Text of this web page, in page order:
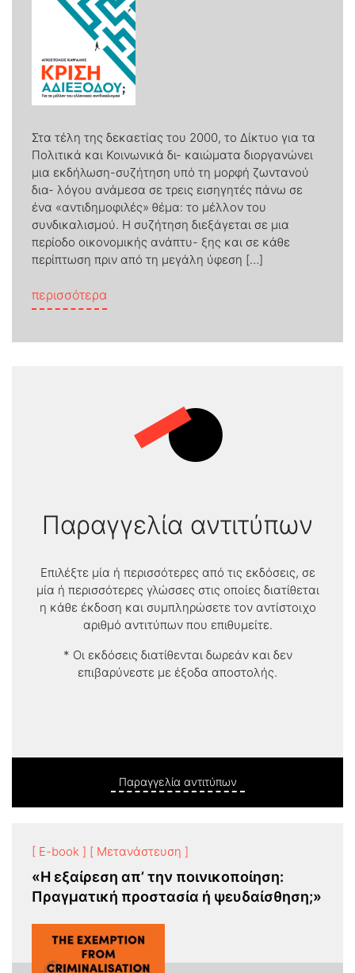
Στα τέλη της δεκαετίας του 2000, το Δίκτυο για τα
Πολιτικά και Κοινωνικά δι- καιώματα διοργανώνει
μια εκδήλωση-συζήτηση υπό τη μορφή ζωντανού
δια- λόγου ανάμεσα σε τρεις εισηγητές πάνω σε
ένα «αντιδημοφιλές» θέμα: το μέλλον του
συνδικαλισμού. Η συζήτηση διεξάγεται σε μια
περίοδο οικονομικής ανάπτυ- ξης και σε κάθε
περίπτωση πριν από τη μεγάλη ύφεση […]
περισσότερα
Παραγγελία αντιτύπων
Επιλέξτε μία ή περισσότερες από τις εκδόσεις, σε
μία ή περισσότερες γλώσσες στις οποίες διατίθεται
η κάθε έκδοση και συμπληρώσετε τον αντίστοιχο
αριθμό αντιτύπων που επιθυμείτε.
* Οι εκδόσεις διατίθενται δωρεάν και δεν
επιβαρύνεστε με έξοδα αποστολής.
Παραγγελία αντιτύπων
[ E-book ] [ Μετανάστευση ]
«Η εξαίρεση απ’ την ποινικοποίηση:
Πραγματική προστασία ή ψευδαίσθηση;»